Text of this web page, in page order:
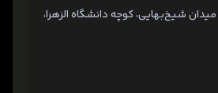
شیخ‌بهایی، کوچه دانشگاه الزهرا،